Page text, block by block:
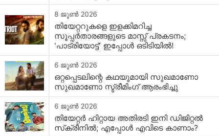
8 ജൂൺ 2026
തിയേറ്ററുകളെ ഇളക്കിമറിച്ച
സൂപ്പർതാരങ്ങളുടെ മാസ്സ് പ്രകടനം;
'പാട്രിയോട്ട്' ഇപ്പോൾ ഒടിടിയിൽ!
6 ജൂൺ 2026
ഒറ്റപ്പെടലിന്റെ കഥയുമായി സുഖമാണോ
സുഖമാണോ സ്ട്രീമിംഗ് ആരംഭിച്ചു
6 ജൂൺ 2026
തിയേറ്റർ ഹിറ്റായ അതിരടി ഇനി ഡിജിറ്റൽ
സ്‌ക്രീനിൽ; എപ്പോൾ എവിടെ കാണാം?